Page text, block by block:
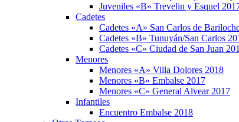
Juveniles «B» Trevelin y Esquel
Cadetes
Cadetes «A» San Carlos de
Cadetes «B» Tunuyán/San Carlos
Cadetes «C» Ciudad de San Juan
Menores
Menores «A» Villa Dolores 2018
Menores «B» Embalse 2017
Menores «C» General Alvear 2017
Infantiles
Encuentro Embalse 2018